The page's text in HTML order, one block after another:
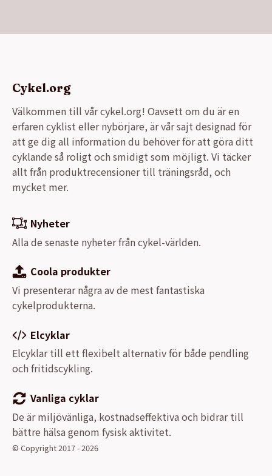
Cykel.org
Välkommen till vår cykel.org! Oavsett om du är en
erfaren cyklist eller nybörjare, är vår sajt designad för
att ge dig all information du behöver för att göra ditt
cyklande så roligt och smidigt som möjligt. Vi täcker
allt från produktrecensioner till träningsråd, och
mycket mer.
Nyheter
Alla de senaste nyheter från cykel-världen.
Coola produkter
Vi presenterar några av de mest fantastiska
cykelprodukterna.
Elcyklar
Elcyklar till ett flexibelt alternativ för både pendling
och fritidscykling.
Vanliga cyklar
De är miljövänliga, kostnadseffektiva och bidrar till
bättre hälsa genom fysisk aktivitet.
© Copyright 2017 - 2026